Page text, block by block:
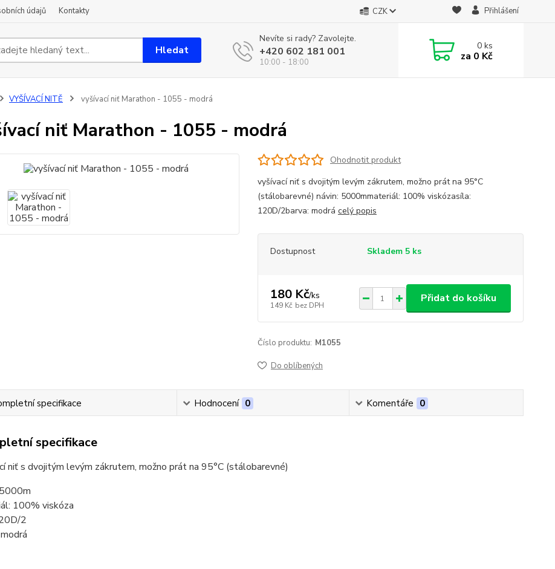
údajů Kontakty CZK Přihlášení
Hledat
Nevíte si rady? Zavolejte.
+420 602 181 001
10:00 - 18:00
0ks
za 0 Kč
VYŠÍVACÍ NITĚ vyšívací niť Marathon - 1055 - modrá
niť Marathon - 1055 - modrá
Ohodnotit produkt
vyšívací niť s dvojitým levým zákrutem, možno prát na 95°C
(stálobarevné) návin: 5000mmateriál: 100% viskózasíla:
120D/2barva: modrá celý popis
Dostupnost Skladem 5 ks
180 Kč/ks
149 Kč bez DPH
Přidat do košíku
Číslo produktu: M1055
Do oblíbených
specifikace Hodnocení 0 Komentáře 0
specifikace
niť s dvojitým levým zákrutem, možno prát na 95°C (stálobarevné)
100% viskóza
2